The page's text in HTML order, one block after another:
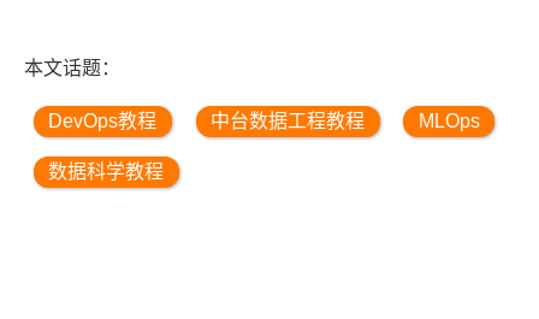
本文话题：
DevOps教程 中台数据工程教程 MLOps
数据科学教程